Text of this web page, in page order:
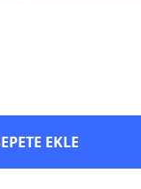
EKLE